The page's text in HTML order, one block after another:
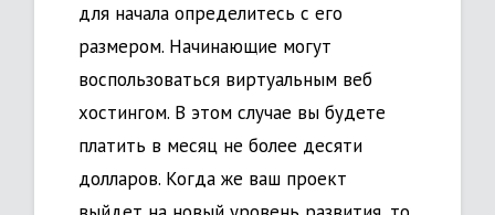
для начала определитесь с его
размером. Начинающие могут
воспользоваться виртуальным веб
хостингом. В этом случае вы будете
платить в месяц не более десяти
долларов. Когда же ваш проект